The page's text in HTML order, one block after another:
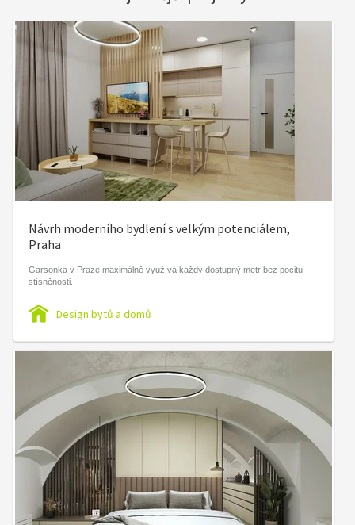
Návrh moderního bydlení s velkým potenciálem,
Praha
Garsonka v Praze maximálně využívá každý dostupný metr bez pocitu
stísněnosti.
Design bytů a domů